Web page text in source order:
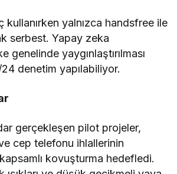
kullanırken yalnızca handsfree ile
serbest. Yapay zeka
genelinde yaygınlaştırılması
denetim yapılabiliyor.
gerçekleşen pilot projeler,
cep telefonu ihlallerinin
kovuşturma hedefledi.